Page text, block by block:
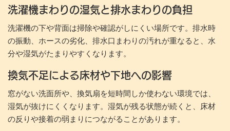
洗濯機まわりの湿気と排水まわりの負担
洗濯機の下や背面は掃除や確認がしにくい場所です。排水時
の振動、ホースの劣化、排水口まわりの汚れが重なると、水
分や湿気がたまりやすくなります。
換気不足による床材や下地への影響
窓がない洗面所や、換気扇を短時間しか使わない環境では、
湿気が抜けにくくなります。湿気が残る状態が続くと、床材
の反りや接着の弱まりにつながることがあります。